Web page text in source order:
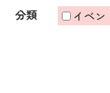
分類
イベン